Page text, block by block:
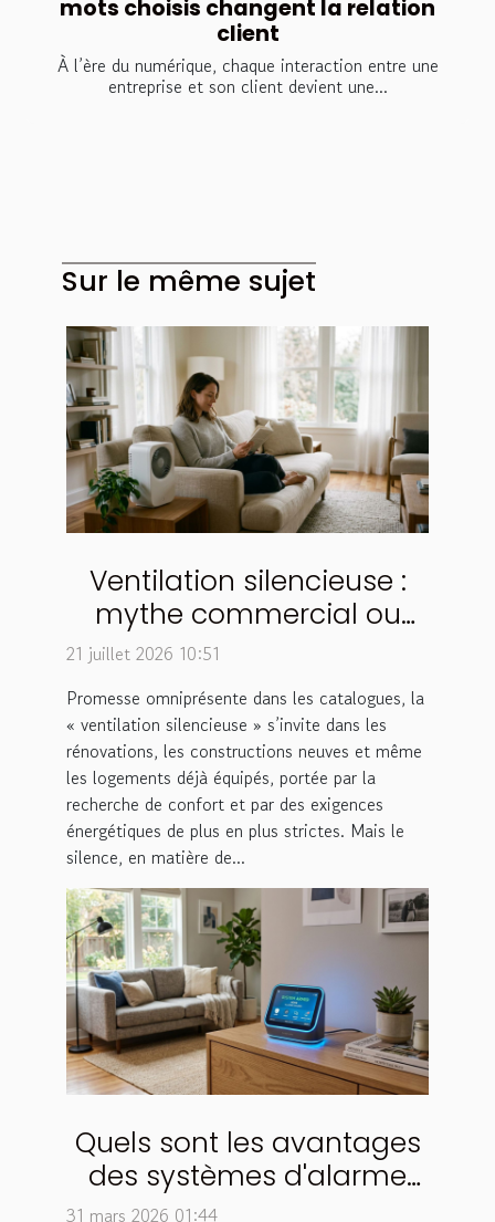
mots choisis changent la relation
client
À l’ère du numérique, chaque interaction entre une
entreprise et son client devient une...
Sur le même sujet
Ventilation silencieuse :
mythe commercial ou
réalité technique ?
21 juillet 2026 10:51
Promesse omniprésente dans les catalogues, la
« ventilation silencieuse » s’invite dans les
rénovations, les constructions neuves et même
les logements déjà équipés, portée par la
recherche de confort et par des exigences
énergétiques de plus en plus strictes. Mais le
silence, en matière de...
Quels sont les avantages
des systèmes d'alarme
intelligents modernes ?
31 mars 2026 01:44